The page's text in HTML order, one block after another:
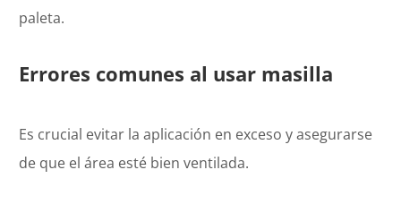
paleta.
Errores comunes al usar masilla
Es crucial evitar la aplicación en exceso y asegurarse
de que el área esté bien ventilada.